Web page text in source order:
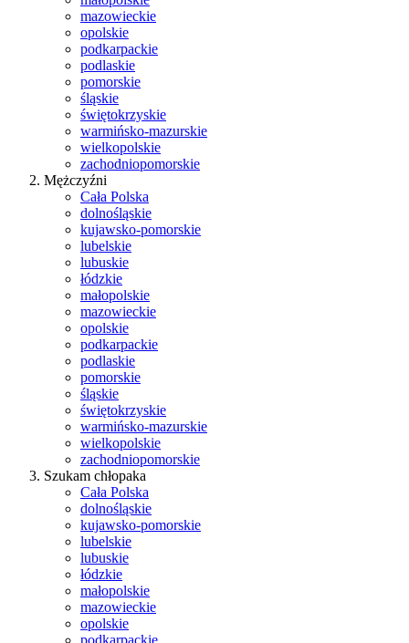
mazowieckie
opolskie
podkarpackie
podlaskie
pomorskie
śląskie
świętokrzyskie
warmińsko-mazurskie
wielkopolskie
zachodniopomorskie
Mężczyźni
Cała Polska
dolnośląskie
kujawsko-pomorskie
lubelskie
lubuskie
łódzkie
małopolskie
mazowieckie
opolskie
podkarpackie
podlaskie
pomorskie
śląskie
świętokrzyskie
warmińsko-mazurskie
wielkopolskie
zachodniopomorskie
Szukam chłopaka
Cała Polska
dolnośląskie
kujawsko-pomorskie
lubelskie
lubuskie
łódzkie
małopolskie
mazowieckie
opolskie
podkarpackie